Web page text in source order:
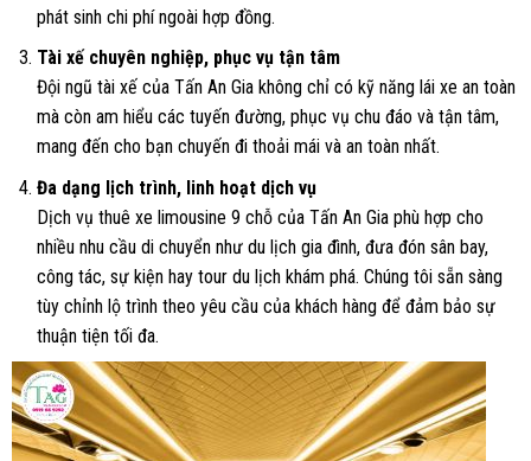
phát sinh chi phí ngoài hợp đồng.
Tài xế chuyên nghiệp, phục vụ tận tâm
Đội ngũ tài xế của Tấn An Gia không chỉ có kỹ năng lái xe an toàn
mà còn am hiểu các tuyến đường, phục vụ chu đáo và tận tâm,
mang đến cho bạn chuyến đi thoải mái và an toàn nhất.
Đa dạng lịch trình, linh hoạt dịch vụ
Dịch vụ thuê xe limousine 9 chỗ của Tấn An Gia phù hợp cho
nhiều nhu cầu di chuyển như du lịch gia đình, đưa đón sân bay,
công tác, sự kiện hay tour du lịch khám phá. Chúng tôi sẵn sàng
tùy chỉnh lộ trình theo yêu cầu của khách hàng để đảm bảo sự
thuận tiện tối đa.